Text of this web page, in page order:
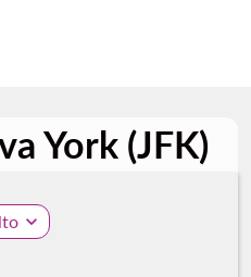
York (JFK)
expand_more